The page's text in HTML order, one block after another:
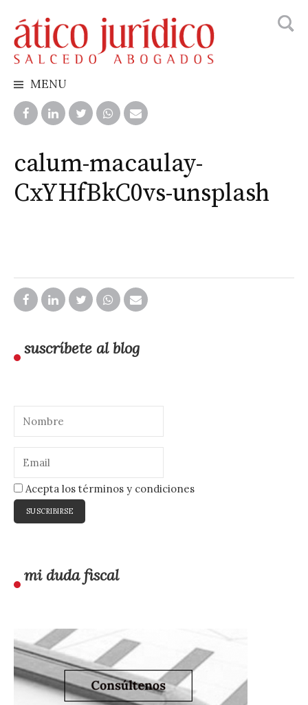
to
content
MENU
calum-macaulay-
CxYHfBkC0vs-unsplash
suscríbete al blog
Acepta los términos y condiciones
mi duda fiscal